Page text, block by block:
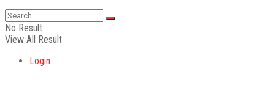
No Result
View All Result
Login